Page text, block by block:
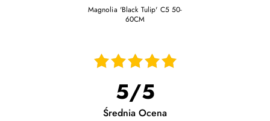
Magnolia 'Black Tulip' C5 50-
60CM
5/5
Średnia Ocena
05.11.2025
Magnolia wygląda jesiennie, bo kupiona w
październiku. Mam nadzieję, że wiosną pieknie się
ulistni i będzie zdrowo rosła. Roślinka wygląda
zdrowo więc zakup uważam za udany. Firma bez